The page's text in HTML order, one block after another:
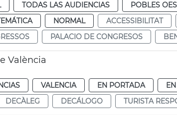
TODAS LAS AUDIENCIAS POBLES
NORMAL ACCESSIBILITAT
PALACIO DE CONGRESOS
València
VALENCIA EN PORTADA
DECÀLEG DECÁLOGO TURISTA